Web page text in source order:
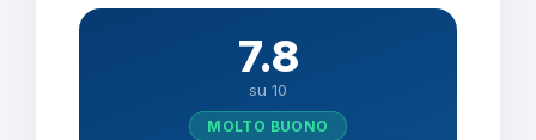
7.8
su 10
MOLTO BUONO